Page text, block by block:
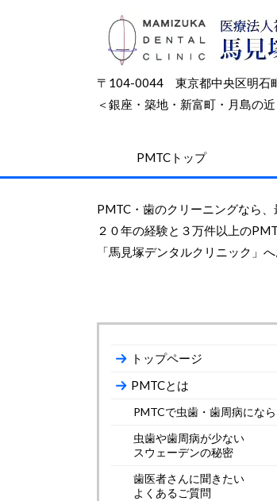
〒104-0044 東京都中央区明石
＜銀座・築地・新富町・月島の近
PMTCトップ
PMTC ・ 歯のクリーニングなら、
２０年の経験と ３万件以上の
「馬見塚デンタルクリニック」
トップページ
PMTCとは
PMTCで虫歯・歯周病になら
虫歯や歯周病が少ない
スウェーデンの秘密
歯医者さんに聞きたい
よくあるご質問